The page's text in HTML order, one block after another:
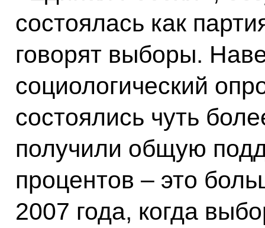
состоялась как
говорят выборы.
социологический
состоялись чуть
получили общую
процентов – это
2007 года, когда